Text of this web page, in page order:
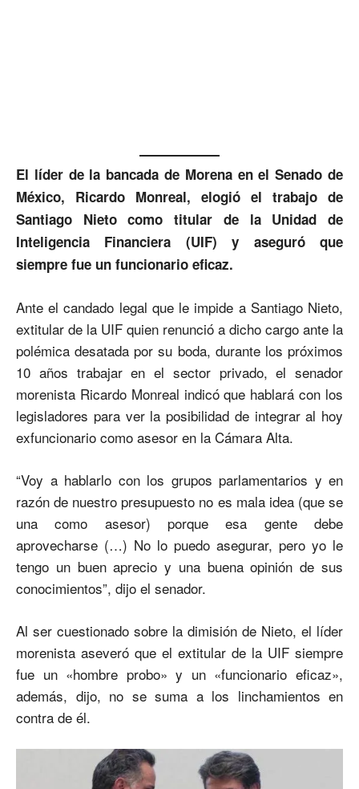
El líder de la bancada de Morena en el Senado de
México, Ricardo Monreal, elogió el trabajo de
Santiago Nieto como titular de la Unidad de
Inteligencia Financiera (UIF) y aseguró que
siempre fue un funcionario eficaz.
Ante el candado legal que le impide a Santiago Nieto,
extitular de la UIF quien renunció a dicho cargo ante la
polémica desatada por su boda, durante los próximos
10 años trabajar en el sector privado, el senador
morenista Ricardo Monreal indicó que hablará con los
legisladores para ver la posibilidad de integrar al hoy
exfuncionario como asesor en la Cámara Alta.
“Voy a hablarlo con los grupos parlamentarios y en
razón de nuestro presupuesto no es mala idea (que se
una como asesor) porque esa gente debe
aprovecharse (…) No lo puedo asegurar, pero yo le
tengo un buen aprecio y una buena opinión de sus
conocimientos”, dijo el senador.
Al ser cuestionado sobre la dimisión de Nieto, el líder
morenista aseveró que el extitular de la UIF siempre
fue un «hombre probo» y un «funcionario eficaz»,
además, dijo, no se suma a los linchamientos en
contra de él.